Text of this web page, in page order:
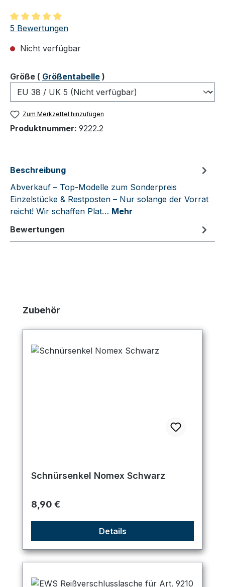
Durchschnittliche Bewertung von 5 von 5 Sternen
5 Bewertungen
Nicht verfügbar
Größeauswählen
( Größentabelle )
Zum Merkzettel hinzufügen
Produktnummer: 9222.2
Beschreibung
Abverkauf – Top-Modelle zum Sonderpreis
Einzelstücke & Restposten – Nur solange der Vorrat
reicht! Wir schaffen Plat… Mehr
Bewertungen
Produktgalerie überspringen
Zubehör
Schnürsenkel Nomex Schwarz
Regulärer Preis:
8,90 €
Details